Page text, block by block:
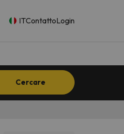
ITContattoLogin
Cercare